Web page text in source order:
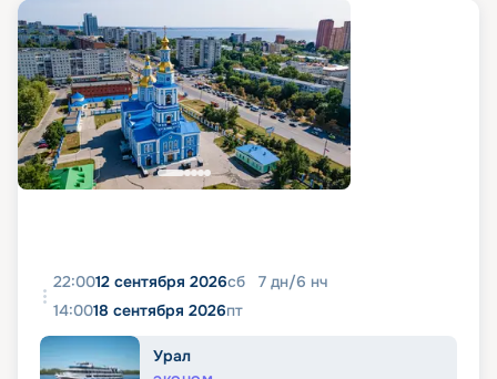
22:0012 сентября 2026сб 7 дн/6 нч
14:0018 сентября 2026пт
Урал